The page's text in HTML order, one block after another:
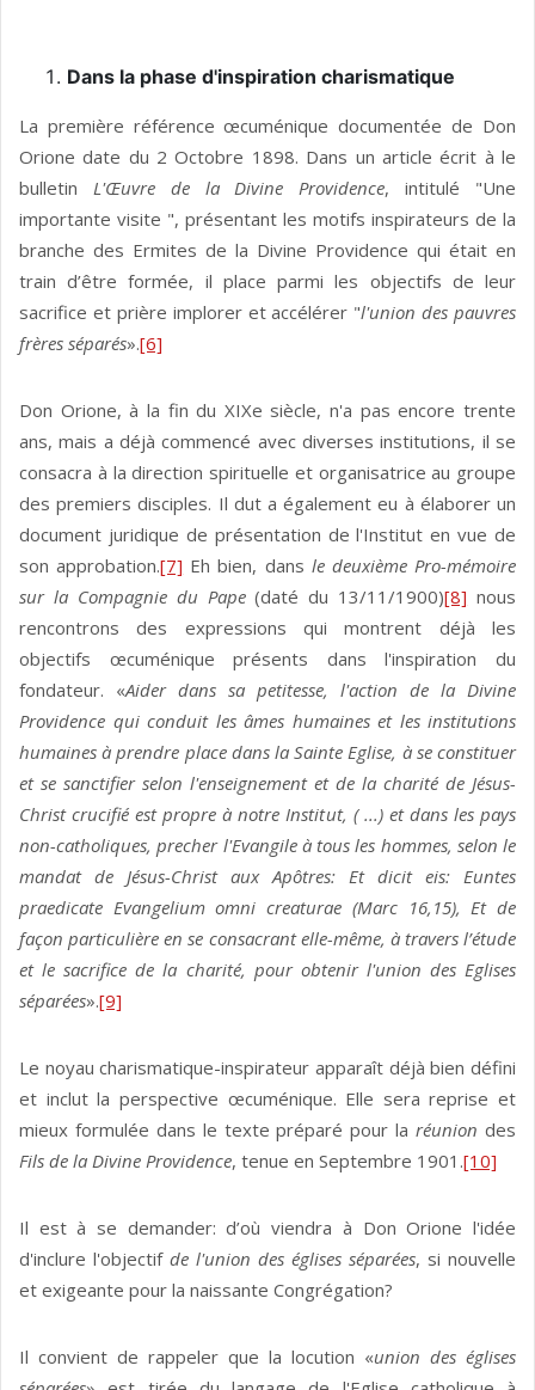
Dans la phase d'inspiration charismatique
La première référence œcuménique documentée de Don
Orione date du 2 Octobre 1898. Dans un article écrit à le
bulletin L'Œuvre de la Divine Providence, intitulé "Une
importante visite ", présentant les motifs inspirateurs de la
branche des Ermites de la Divine Providence qui était en
train d’être formée, il place parmi les objectifs de leur
sacrifice et prière implorer et accélérer "l'union des pauvres
frères séparés».[6]
Don Orione, à la fin du XIXe siècle, n'a pas encore trente
ans, mais a déjà commencé avec diverses institutions, il se
consacra à la direction spirituelle et organisatrice au groupe
des premiers disciples. Il dut a également eu à élaborer un
document juridique de présentation de l'Institut en vue de
son approbation.[7] Eh bien, dans le deuxième Pro-mémoire
sur la Compagnie du Pape(daté du 13/11/1900)[8] nous
rencontrons des expressions qui montrent déjà les
objectifs œcuménique présents dans l'inspiration du
fondateur. «Aider dans sa petitesse, l'action de la Divine
Providence qui conduit les âmes humaines et les institutions
humaines à prendre place dans la Sainte Eglise, à se constituer
et se sanctifier selon l'enseignement et de la charité de Jésus-
Christ crucifié est propre à notre Institut, ( ...) et dans les pays
non-catholiques, precher l'Evangile à tous les hommes, selon le
mandat de Jésus-Christ aux Apôtres: Et dicit eis: Euntes
praedicate Evangelium omni creaturae (Marc 16,15), Et de
façon particulière en se consacrant elle-même, à travers l’étude
et le sacrifice de la charité, pour obtenir l'union des Eglises
séparées».[9]
Le noyau charismatique-inspirateur apparaît déjà bien défini
et inclut la perspective œcuménique. Elle sera reprise et
mieux formulée dans le texte préparé pour laréunion des
Fils de la Divine Providence, tenue en Septembre 1901.[10]
Il est à se demander: d’où viendra à Don Orione l'idée
d'inclure l'objectif de l'union des églises séparées, si nouvelle
et exigeante pour la naissante Congrégation?
Il convient de rappeler que la locution «union des églises